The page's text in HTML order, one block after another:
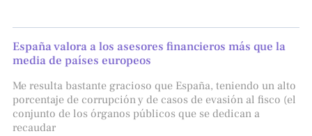
España valora a los asesores financieros más que la
media de países europeos
Me resulta bastante gracioso que España, teniendo un alto
porcentaje de corrupción y de casos de evasión al fisco (el
conjunto de los órganos públicos que se dedican a
recaudar